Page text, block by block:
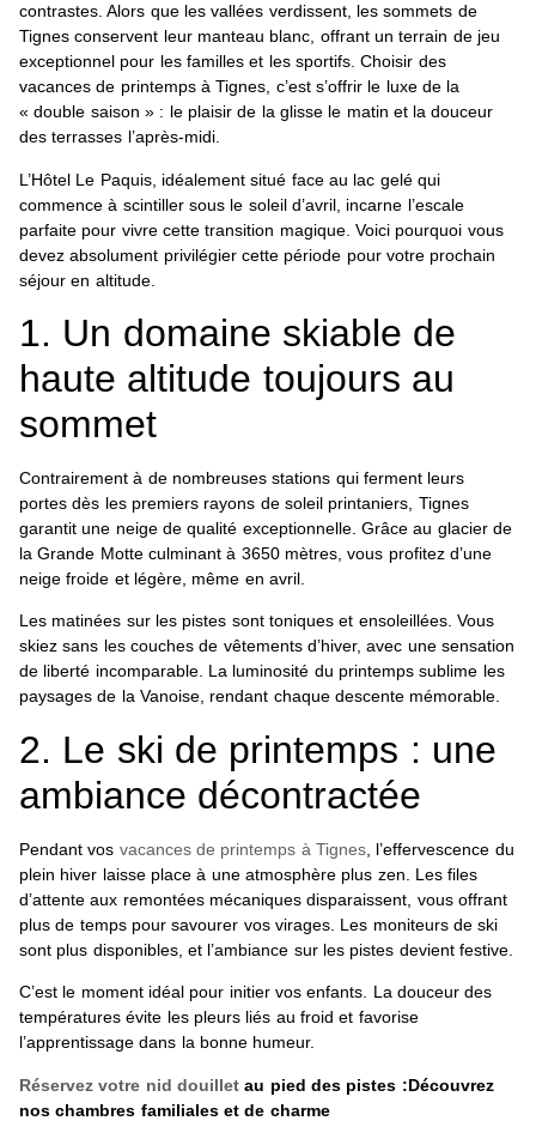
contrastes. Alors que les vallées verdissent, les sommets de
Tignes conservent leur manteau blanc, offrant un terrain de jeu
exceptionnel pour les familles et les sportifs. Choisir des
vacances de printemps à Tignes, c’est s’offrir le luxe de la
« double saison » : le plaisir de la glisse le matin et la douceur
des terrasses l’après-midi.
L’Hôtel Le Paquis, idéalement situé face au lac gelé qui
commence à scintiller sous le soleil d’avril, incarne l’escale
parfaite pour vivre cette transition magique. Voici pourquoi vous
devez absolument privilégier cette période pour votre prochain
séjour en altitude.
1. Un domaine skiable de
haute altitude toujours au
sommet
Contrairement à de nombreuses stations qui ferment leurs
portes dès les premiers rayons de soleil printaniers, Tignes
garantit une neige de qualité exceptionnelle. Grâce au glacier de
la Grande Motte culminant à 3650 mètres, vous profitez d’une
neige froide et légère, même en avril.
Les matinées sur les pistes sont toniques et ensoleillées. Vous
skiez sans les couches de vêtements d’hiver, avec une sensation
de liberté incomparable. La luminosité du printemps sublime les
paysages de la Vanoise, rendant chaque descente mémorable.
2. Le ski de printemps : une
ambiance décontractée
Pendant vos vacances de printemps à Tignes, l’effervescence du
plein hiver laisse place à une atmosphère plus zen. Les files
d’attente aux remontées mécaniques disparaissent, vous offrant
plus de temps pour savourer vos virages. Les moniteurs de ski
sont plus disponibles, et l’ambiance sur les pistes devient festive.
C’est le moment idéal pour initier vos enfants. La douceur des
températures évite les pleurs liés au froid et favorise
l’apprentissage dans la bonne humeur.
Réservez votre nid douilletau pied des pistes :Découvrez
nos chambres familiales et de charme